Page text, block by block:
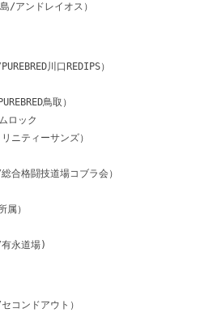
ドレイオス）
川口REDIPS）
鳥取）
ック
ティーサンズ）
闘技道場コブラ会）
）
道場)
ンドアウト）